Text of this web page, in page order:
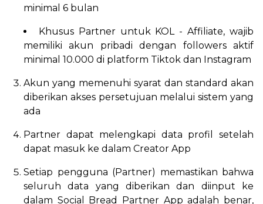
minimal 6 bulan
Khusus Partner untuk KOL - Affiliate, wajib
memiliki akun pribadi dengan followers aktif
minimal 10.000 di platform Tiktok dan Instagram
Akun yang memenuhi syarat dan standard akan
diberikan akses persetujuan melalui sistem yang
ada
Partner dapat melengkapi data profil setelah
dapat masuk ke dalam Creator App
Setiap pengguna (Partner) memastikan bahwa
seluruh data yang diberikan dan diinput ke
dalam Social Bread Partner App adalah benar,